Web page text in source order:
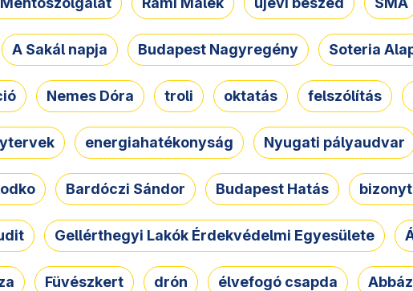
A Sakál napja Budapest Nagyregény Soteria
Nemes Dóra troli oktatás felszólítás
energiahatékonyság Nyugati pályaudvar
Bardóczi Sándor Budapest Hatás
Gellérthegyi Lakók Érdekvédelmi Egyesülete
Füvészkert drón élvefogó csapda